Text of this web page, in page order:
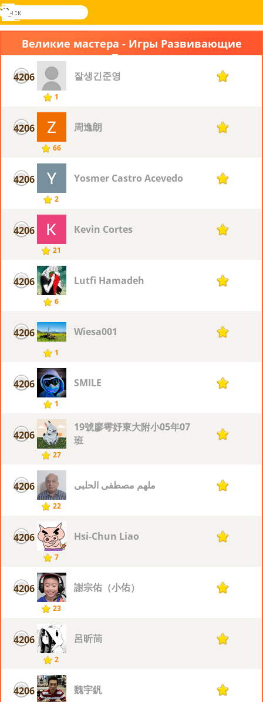
Novel
поиск
Вход
Меню
Великие мастера - Игры Развивающие
Память
4206
1
잘생긴준영 1
4206
66
周逸朗 1
4206
2
Yosmer Castro Acevedo 1
4206
21
Kevin Cortes 1
4206
6
Lutfi Hamadeh 1
4206
1
Wiesa001 1
4206
1
SMILE 1
4206
27
19號廖雩妤東大附小05年07
班
1
4206
22
ملهم مصطفى الحلبى 1
4206
7
Hsi-Chun Liao 1
4206
23
謝宗佑（小佑） 1
4206
2
呂昕茼 1
4206 魏宇釩 1